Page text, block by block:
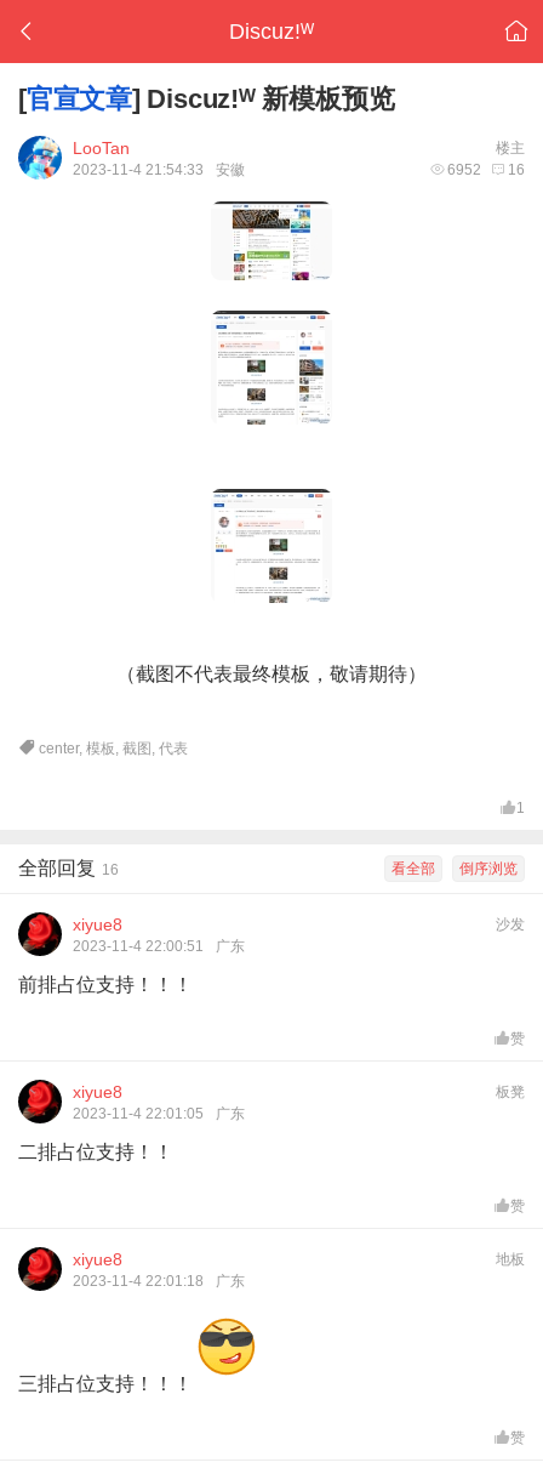
Discuz!ᵂ
[官宣文章] Discuz!ᵂ 新模板预览
楼主
LooTan
6952 16
2023-11-4 21:54:33 安徽
（截图不代表最终模板，敬请期待）
center,模板 ,截图 ,代表
1
倒序浏览
看全部
全部回复 16
沙发
xiyue8
2023-11-4 22:00:51 广东
前排占位支持！！！
赞
板凳
xiyue8
2023-11-4 22:01:05 广东
二排占位支持！！
赞
地板
xiyue8
2023-11-4 22:01:18 广东
三排占位支持！！！
赞